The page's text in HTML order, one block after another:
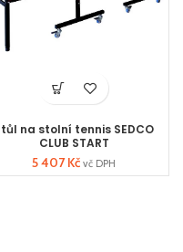
na stolní tennis SEDCO
CLUB START
5 407Kč vč DPH